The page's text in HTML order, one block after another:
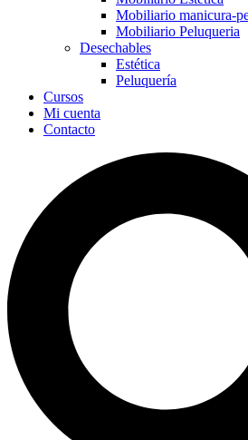
Mobiliario manicura-
Mobiliario Peluqueria
Desechables
Estética
Peluquería
Cursos
Mi cuenta
Contacto